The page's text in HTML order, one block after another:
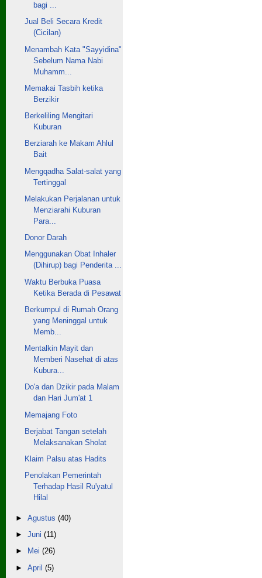
bagi ...
Jual Beli Secara Kredit
(Cicilan)
Menambah Kata "Sayyidina"
Sebelum Nama Nabi
Muhamm...
Memakai Tasbih ketika
Berzikir
Berkeliling Mengitari
Kuburan
Berziarah ke Makam Ahlul
Bait
Mengqadha Salat-salat yang
Tertinggal
Melakukan Perjalanan untuk
Menziarahi Kuburan
Para...
Donor Darah
Menggunakan Obat Inhaler
(Dihirup) bagi Penderita ...
Waktu Berbuka Puasa
Ketika Berada di Pesawat
Berkumpul di Rumah Orang
yang Meninggal untuk
Memb...
Mentalkin Mayit dan
Memberi Nasehat di atas
Kubura...
Do'a dan Dzikir pada Malam
dan Hari Jum'at 1
Memajang Foto
Berjabat Tangan setelah
Melaksanakan Sholat
Klaim Palsu atas Hadits
Penolakan Pemerintah
Terhadap Hasil Ru'yatul
Hilal
► Agustus (40)
► Juni (11)
►
Mei (26)
► April (5)